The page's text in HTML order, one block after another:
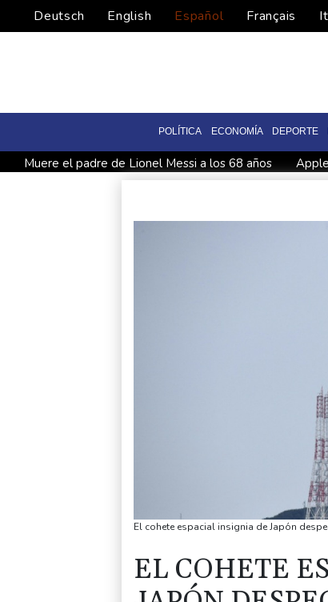
Deutsch English Español Français
POLÍTICA ECONOMÍA DEPORTE
Muere el padre de Lionel Messi a los 68 años
El cohete espacial insignia de Japón
EL COHETE